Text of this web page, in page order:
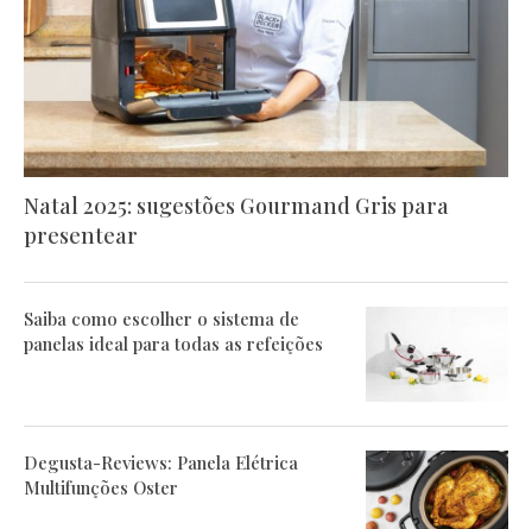
Natal 2025: sugestões Gourmand Gris para
presentear
Saiba como escolher o sistema de
panelas ideal para todas as refeições
Degusta-Reviews: Panela Elétrica
Multifunções Oster